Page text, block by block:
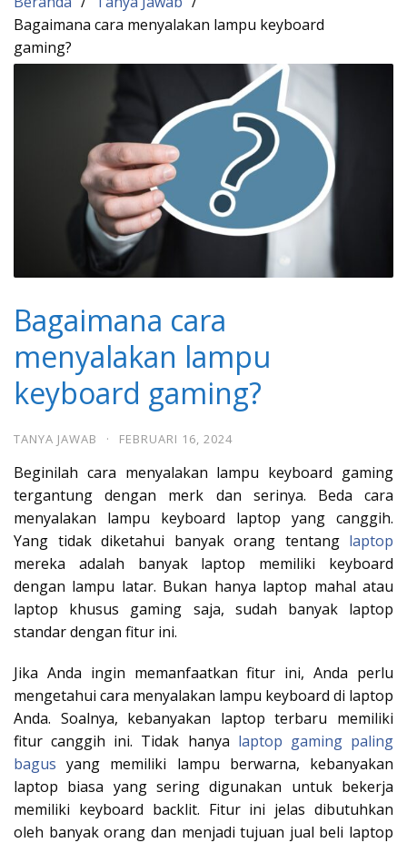
Bagaimana cara menyalakan lampu keyboard
gaming?
Bagaimana cara
menyalakan lampu
keyboard gaming?
TANYA JAWAB · FEBRUARI 16, 2024
Beginilah cara menyalakan lampu keyboard gaming
tergantung dengan merk dan serinya. Beda cara
menyalakan lampu keyboard laptop yang canggih.
Yang tidak diketahui banyak orang tentang laptop
mereka adalah banyak laptop memiliki keyboard
dengan lampu latar. Bukan hanya laptop mahal atau
laptop khusus gaming saja, sudah banyak laptop
standar dengan fitur ini.
Jika Anda ingin memanfaatkan fitur ini, Anda perlu
mengetahui cara menyalakan lampu keyboard di laptop
Anda. Soalnya, kebanyakan laptop terbaru memiliki
fitur canggih ini. Tidak hanya laptop gaming paling
bagus yang memiliki lampu berwarna, kebanyakan
laptop biasa yang sering digunakan untuk bekerja
memiliki keyboard backlit. Fitur ini jelas dibutuhkan
oleh banyak orang dan menjadi tujuan jual beli laptop